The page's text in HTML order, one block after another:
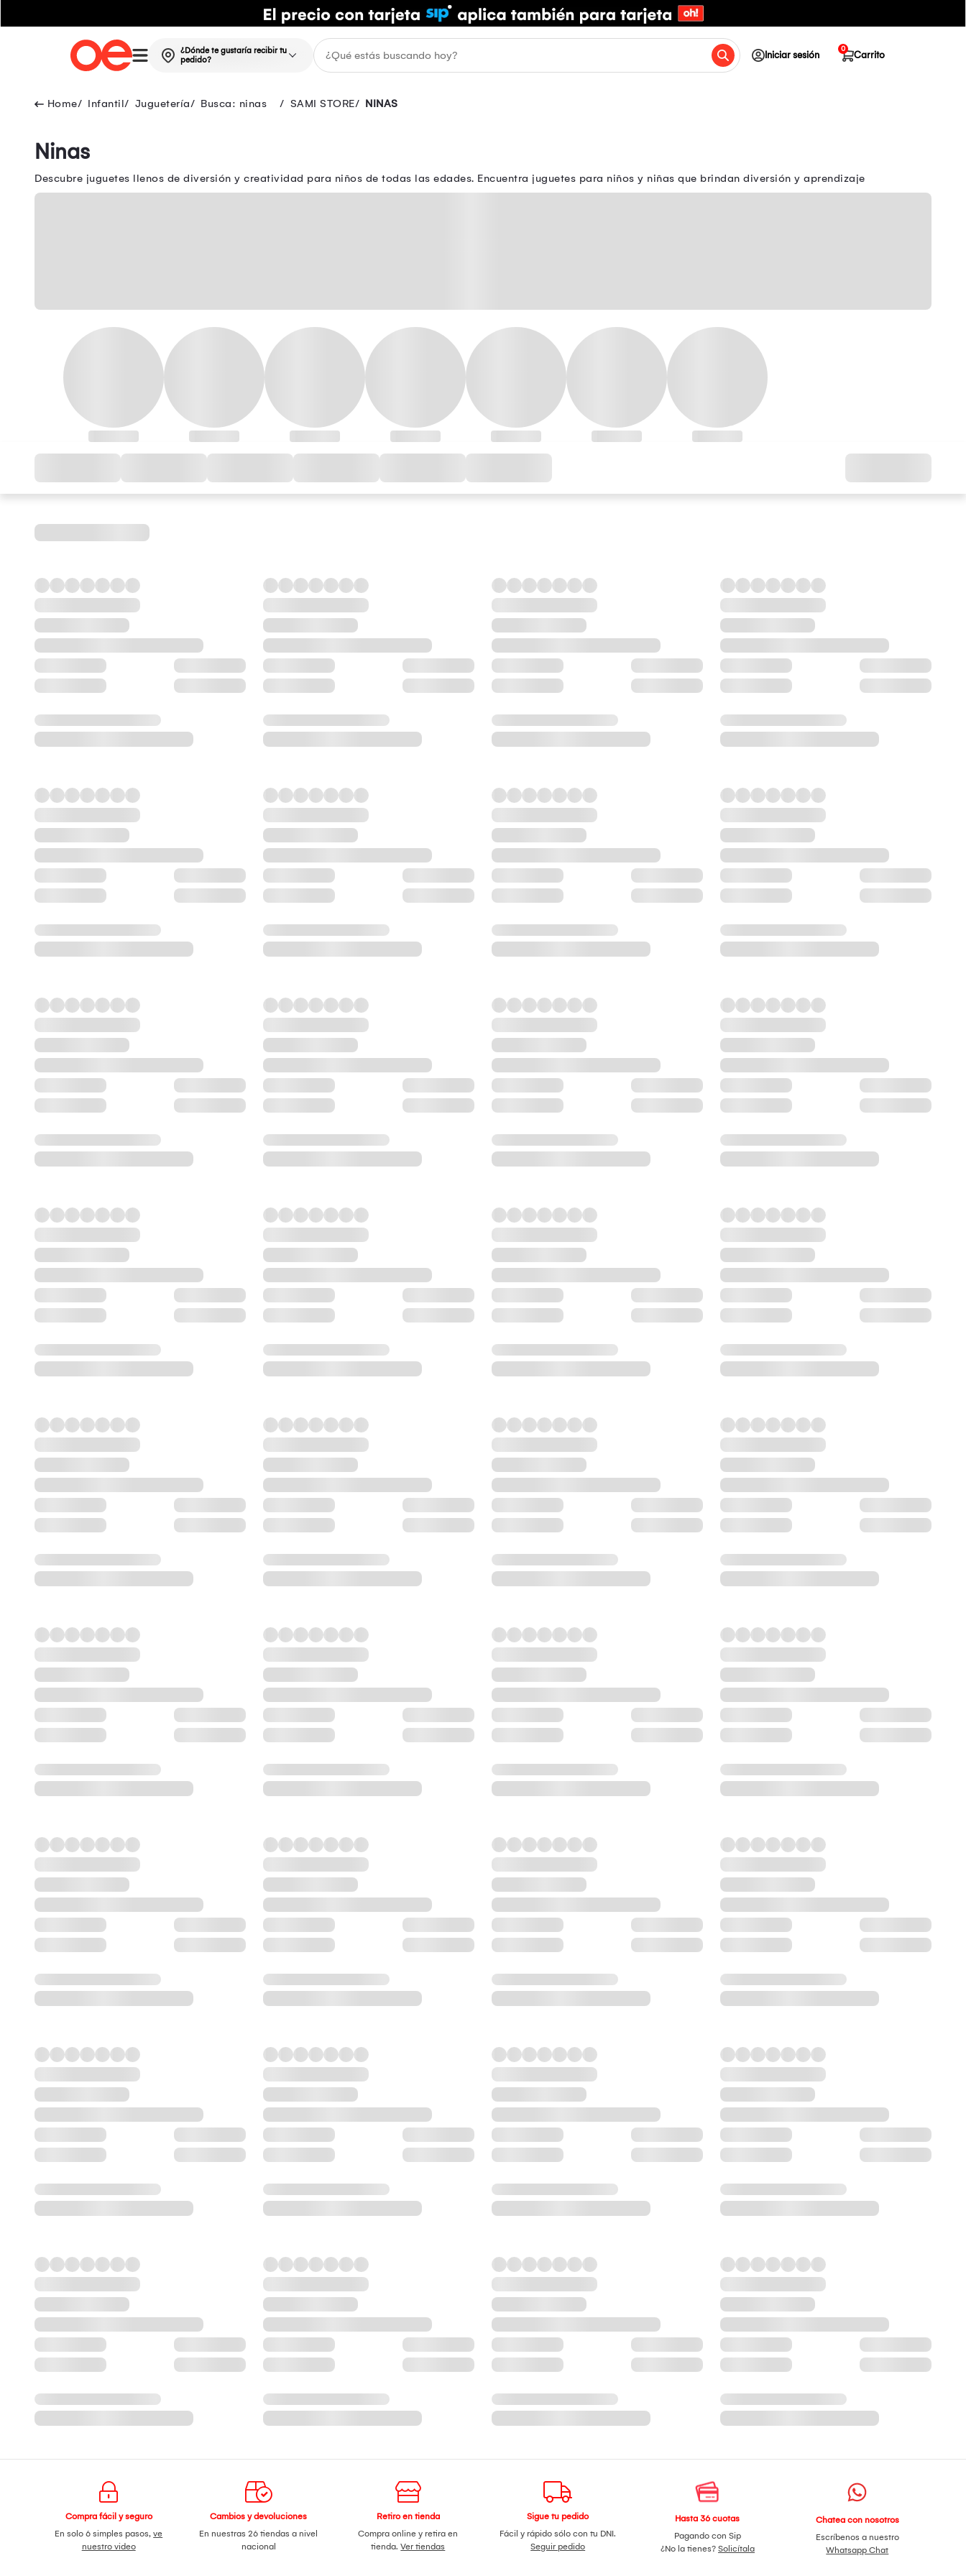
¿Dónde te gustaría recibir tu
pedido?
Iniciar sesión Carrito
0
Infantil Juguetería Busca: ninas SAMI STORE NINAS
Ninas
Descubre juguetes llenos de diversión y creatividad para niños de todas las edades. Encuentra juguetes para niños y niñas que brindan diversión y aprendizaje
Compra fácil y seguro
En solo 6 simples pasos,ve
nuestro video
Cambios y devoluciones
En nuestras 26 tiendas a nivel
nacional
Retiro en tienda
Compra online y retira en
tienda.Ver tiendas
Sigue tu pedido
Fácil y rápido sólo con tu DNI.
Seguir pedido
Hasta 36 cuotas
Pagando con Sip
¿No la tienes? Solicítala
Chatea con nosotros
Escríbenos a nuestro
Whatsapp Chat